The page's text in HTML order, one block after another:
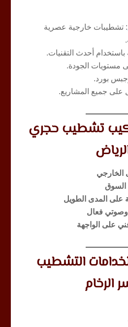
: تشطيبات خارجية عصرية
باستخدام أحدث التقنيات.
مستويات الجودة.
بورد.
جميع المشاريع.
تشطيب حجري
الخارجي
السوق
على المدى الطويل
فعال
على الواجهة
التشطيب
الرخام